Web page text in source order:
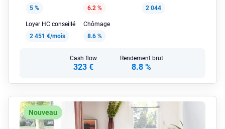
5 %
6.2 %
2 044
Loyer HC conseillé
2 451 €/mois
Chômage
8.6 %
Cash flow
323 €
Rendement brut
8.8 %
Nouveau